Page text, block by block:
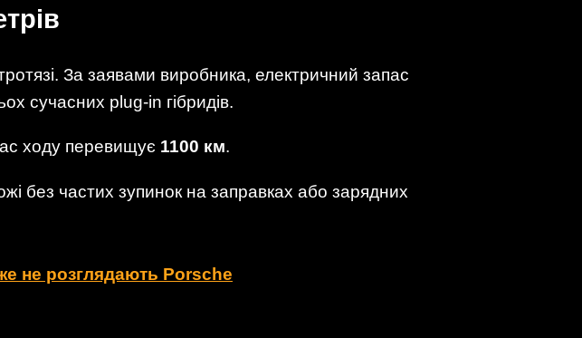
За заявами виробника, електричний запас
сучасних plug-in гібридів.
ходу перевищує 1100 км.
без частих зупинок на заправках або зарядних
не розглядають Porsche